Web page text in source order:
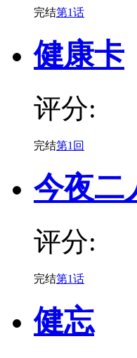
完结第1话
健康卡
评分:
完结第1回
今夜二
评分:
完结第1话
健忘